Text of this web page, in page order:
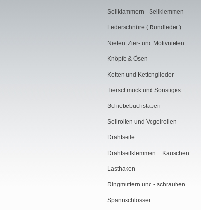
Seilklammern - Seilklemmen
Lederschnüre ( Rundleder )
Nieten, Zier- und Motivnieten
Knöpfe & Ösen
Ketten und Kettenglieder
Tierschmuck und Sonstiges
Schiebebuchstaben
Seilrollen und Vogelrollen
Drahtseile
Drahtseilklemmen + Kauschen
Lasthaken
Ringmuttern und - schrauben
Spannschlösser